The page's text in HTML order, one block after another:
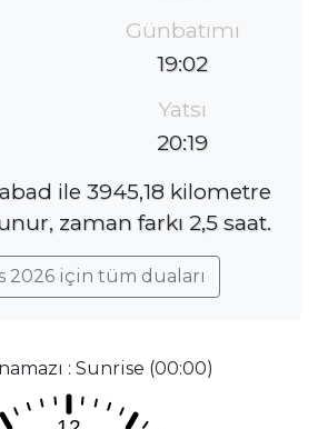
Günbatımı
19:02
Yatsı
20:19
ile 3945,18 kilometre
zaman farkı 2,5 saat.
2026 için tüm duaları
: Sunrise (00:00)